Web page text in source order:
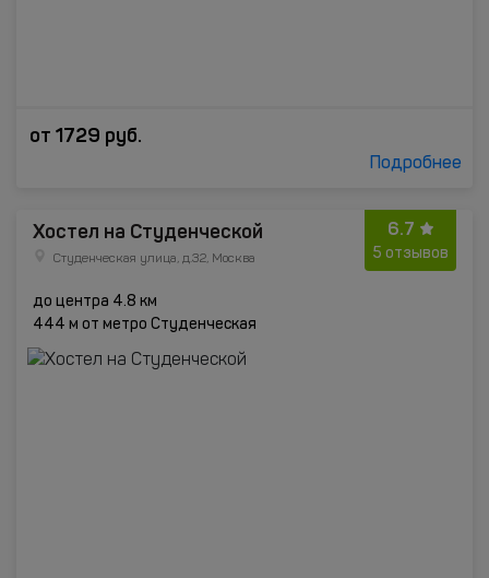
от 1729 руб.
Подробнее
6.7
5 отзывов
Хостел на Студенческой
Студенческая улица, д.32, Москва
до центра 4.8 км
444 м от метро Студенческая